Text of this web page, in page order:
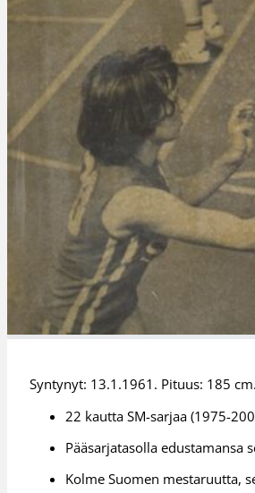
Syntynyt: 13.1.1961. Pituus: 185
22 kautta SM-sarjaa (1975-
Pääsarjatasolla edustamansa
Kolme Suomen mestaruutta,